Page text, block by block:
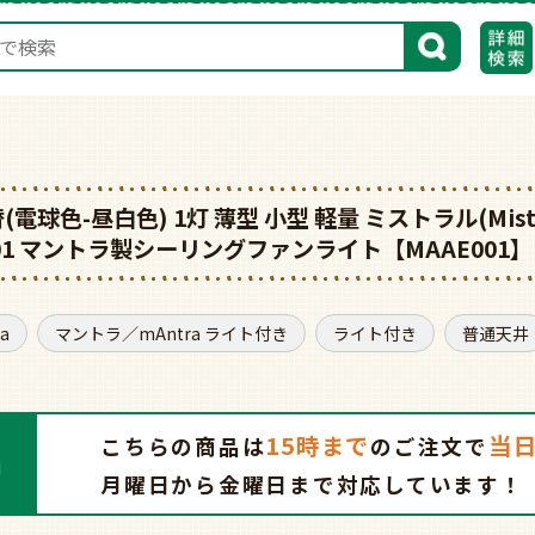
検索
(電球色-昼白色) 1灯 薄型 小型 軽量 ミストラル
ントラ製シーリングファンライト【MAAE001】
マントラ／mAntra ライト付き ライト付き 普通天井
こちらの商品は15時までの ご注文で 当
月曜日から金曜日まで対応しています！